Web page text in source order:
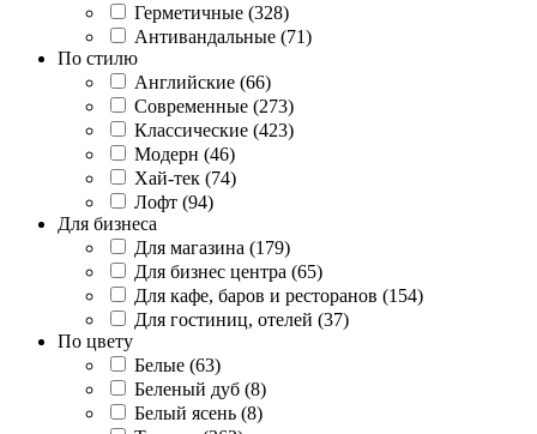
Герметичные (328)
Антивандальные (71)
По стилю
Английские (66)
Современные (273)
Классические (423)
Модерн (46)
Хай-тек (74)
Лофт (94)
Для бизнеса
Для магазина (179)
Для бизнес центра (65)
Для кафе, баров и ресторанов (154)
Для гостиниц, отелей (37)
По цвету
Белые (63)
Беленый дуб (8)
Белый ясень (8)